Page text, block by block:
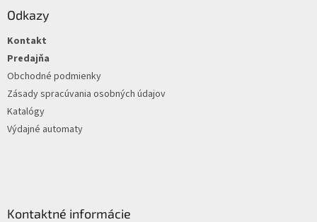
Odkazy
Kontakt
Predajňa
Obchodné podmienky
Zásady spracúvania osobných údajov
Katalógy
Výdajné automaty
Kontaktné informácie